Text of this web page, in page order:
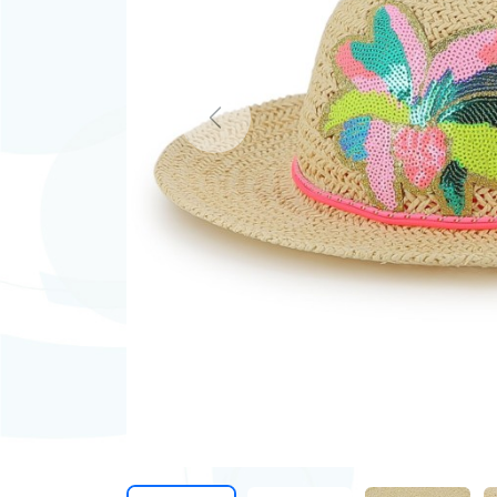
Previous